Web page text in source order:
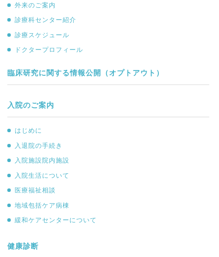
外来のご案内
診療科センター紹介
診療スケジュール
ドクタープロフィール
臨床研究に関する情報公開（オプトアウト）
入院のご案内
はじめに
入退院の手続き
入院施設院内施設
入院生活について
医療福祉相談
地域包括ケア病棟
緩和ケアセンターについて
健康診断